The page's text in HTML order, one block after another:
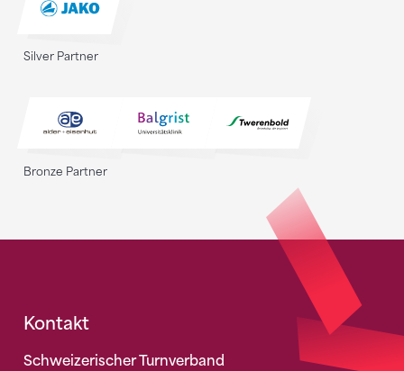
Silver Partner
Bronze Partner
Fusszeile
Kontakt
Schweizerischer Turnverband